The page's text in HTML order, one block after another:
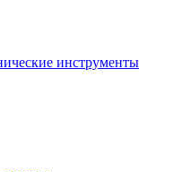
инструменты